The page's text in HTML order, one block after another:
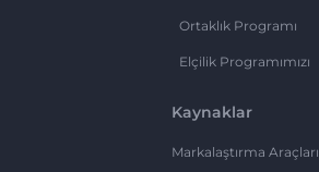
Ortaklık Programı
Elçilik Programımızı
Kaynaklar
Markalaştırma Araçları